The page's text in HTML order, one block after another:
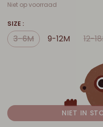
Niet op voorraad
SIZE :
3-6M 9-12M 12-
NIET IN